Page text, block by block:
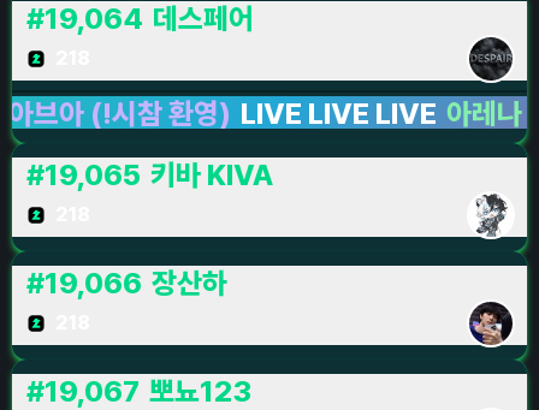
#19,064 데스페어
(!시참 환영) LIVE LIVE LIVE 아레나 브레
#19,065 키바 KIVA
#19,066 장산하
#19,067 뽀뇨123